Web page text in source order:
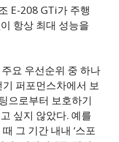
E-208 GTi가 주행
항상 최대 성능을
요 우선순위 중 하나
퍼포먼스차에서 보
으로부터 보호하기
싶지 않았다. 예를
그 기간 내내 ‘스포